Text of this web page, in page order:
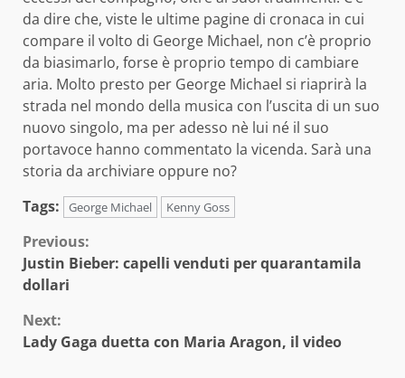
da dire che, viste le ultime pagine di cronaca in cui
compare il volto di George Michael, non c’è proprio
da biasimarlo, forse è proprio tempo di cambiare
aria. Molto presto per George Michael si riaprirà la
strada nel mondo della musica con l’uscita di un suo
nuovo singolo, ma per adesso nè lui né il suo
portavoce hanno commentato la vicenda. Sarà una
storia da archiviare oppure no?
Tags:
George Michael Kenny Goss
Continue
Reading
Previous:
Justin Bieber: capelli venduti per quarantamila
dollari
Next:
Lady Gaga duetta con Maria Aragon, il video